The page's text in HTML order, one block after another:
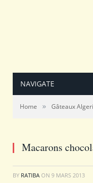
NAVIGATE
Home » Gâteaux
Macarons
BY RATIBA ON 9 MARS 2013